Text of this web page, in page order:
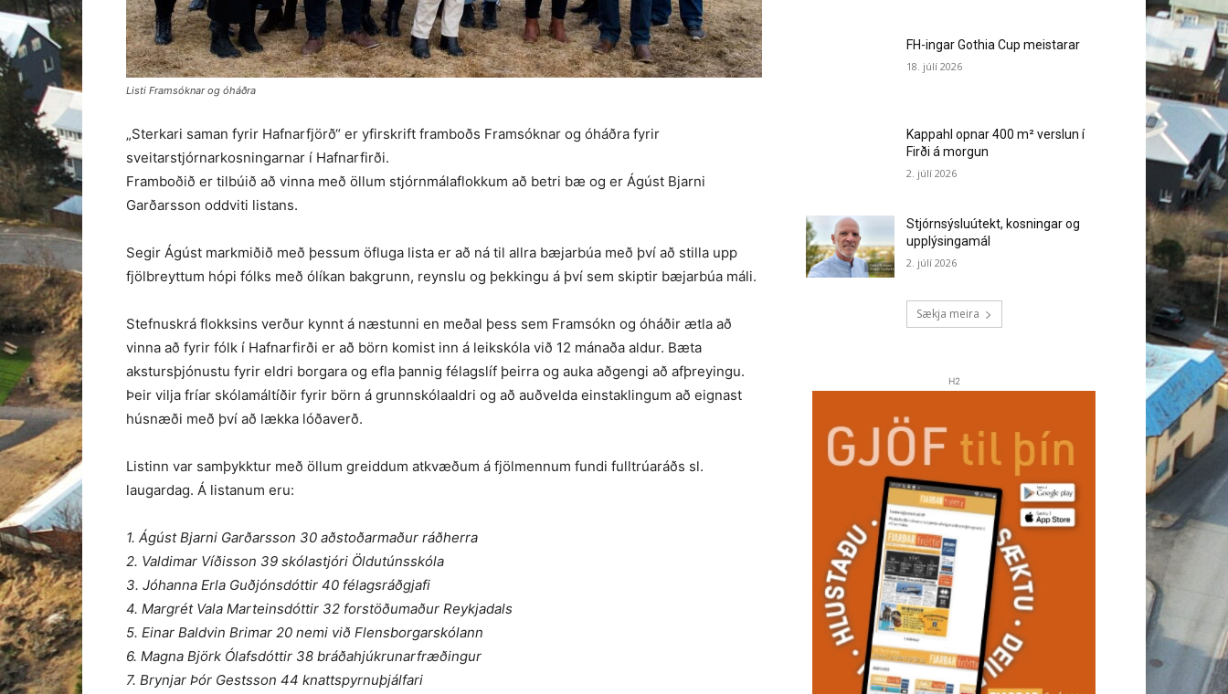
Listi Framsóknar og óháðra
„Sterkari saman fyrir Hafnarfjörð“ er yfirskrift framboðs Framsóknar og óháðra fyrir
sveitarstjórnarkosningarnar í Hafnarfirði.
Framboðið er tilbúið að vinna með öllum stjórnmálaflokkum að betri bæ og er Ágúst Bjarni
Garðarsson oddviti listans.
Segir Ágúst markmiðið með þessum öfluga lista er að ná til allra bæjarbúa með því að stilla upp
fjölbreyttum hópi fólks með ólíkan bakgrunn, reynslu og þekkingu á því sem skiptir bæjarbúa máli.
Stefnuskrá flokksins verður kynnt á næstunni en meðal þess sem Framsókn og óháðir ætla að
vinna að fyrir fólk í Hafnarfirði er að börn komist inn á leikskóla við 12 mánaða aldur. Bæta
akstursþjónustu fyrir eldri borgara og efla þannig félagslíf þeirra og auka aðgengi að afþreyingu.
Þeir vilja fríar skólamáltíðir fyrir börn á grunn­skóla­aldri og að auðvelda einstaklingum að eignast
húsnæði með því að lækka lóðaverð.
Listinn var samþykktur með öllum greiddum atkvæðum á fjölmennum fundi fulltrúaráðs sl.
laugardag. Á listanum eru:
1. Ágúst Bjarni Garðarsson 30 aðstoðarmaður ráðherra
2. Valdimar Víðisson 39 skólastjóri Öldutúnsskóla
3. Jóhanna Erla Guðjónsdóttir 40 félagsráðgjafi
4. Margrét Vala Marteinsdóttir 32 forstöðumaður Reykjadals
5. Einar Baldvin Brimar 20 nemi við Flensborgarskólann
6. Magna Björk Ólafsdóttir 38 bráðahjúkrunarfræðingur
7. Brynjar Þór Gestsson 44 knattspyrnuþjálfari
FH-ingar Gothia Cup meistarar
18. júlí 2026
Kappahl opnar 400 m² verslun í
Firði á morgun
2. júlí 2026
Stjórnsýsluútekt, kosningar og
upplýsingamál
2. júlí 2026
Sækja meira
H2